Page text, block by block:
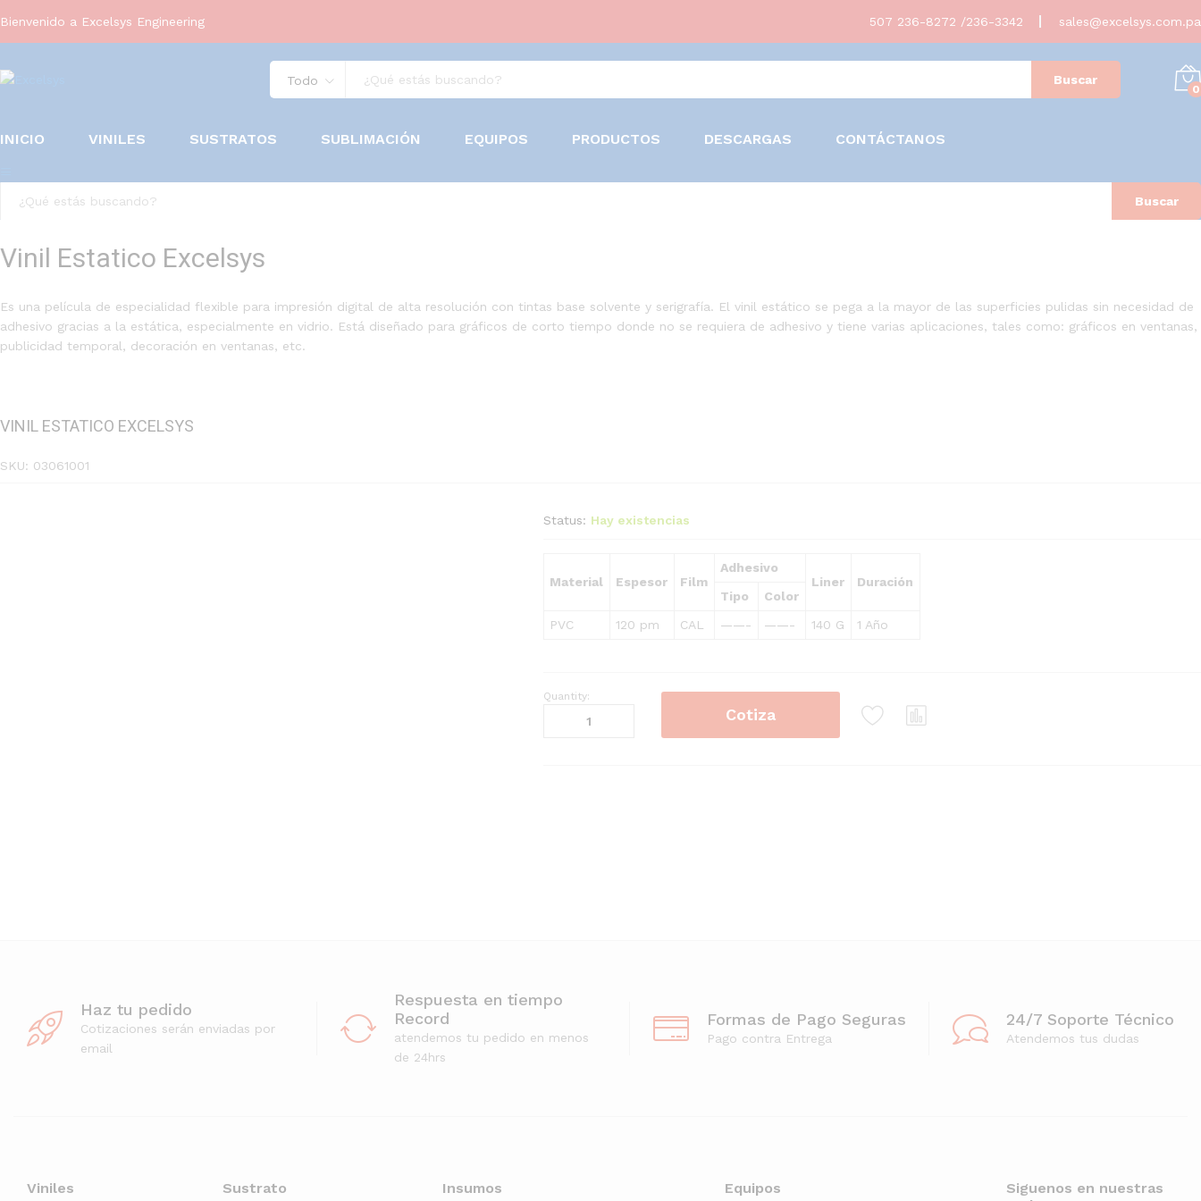
Bienvenido a Excelsys Engineering 507 236-8272 /236-3342 sales@excelsys.com.pa
Todo Buscar
0
INICIO VINILES SUSTRATOS SUBLIMACIÓN EQUIPOS PRODUCTOS DESCARGAS CONTÁCTANOS
Todo Buscar
Vinil Estatico Excelsys
Es una película de especialidad flexible para impresión digital de alta resolución con tintas base solvente y serigrafía. El vinil estático se pega a la mayor de las superficies pulidas sin necesidad de
adhesivo gracias a la estática, especialmente en vidrio. Está diseñado para gráficos de corto tiempo donde no se requiera de adhesivo y tiene varias aplicaciones, tales como: gráficos en ventanas,
publicidad temporal, decoración en ventanas, etc.
VINIL ESTATICO EXCELSYS
SKU: 03061001
Status: Hay existencias
Material Espesor Film
Adhesivo
Liner
Duración
Tipo
Color
PVC
120 pm CAL ——- ——- 140 G 1 Año
VINIL
ESTÁTICO
Quantity:
Cotiza
Haz tu pedido
Cotizaciones serán enviadas por
email
Respuesta en tiempo
Record
atendemos tu pedido en menos
de 24hrs
Formas de Pago Seguras
Pago contra Entrega
24/7 Soporte Técnico
Atendemos tus dudas
Viniles Sustrato Insumos Equipos
Siguenos en nuestras